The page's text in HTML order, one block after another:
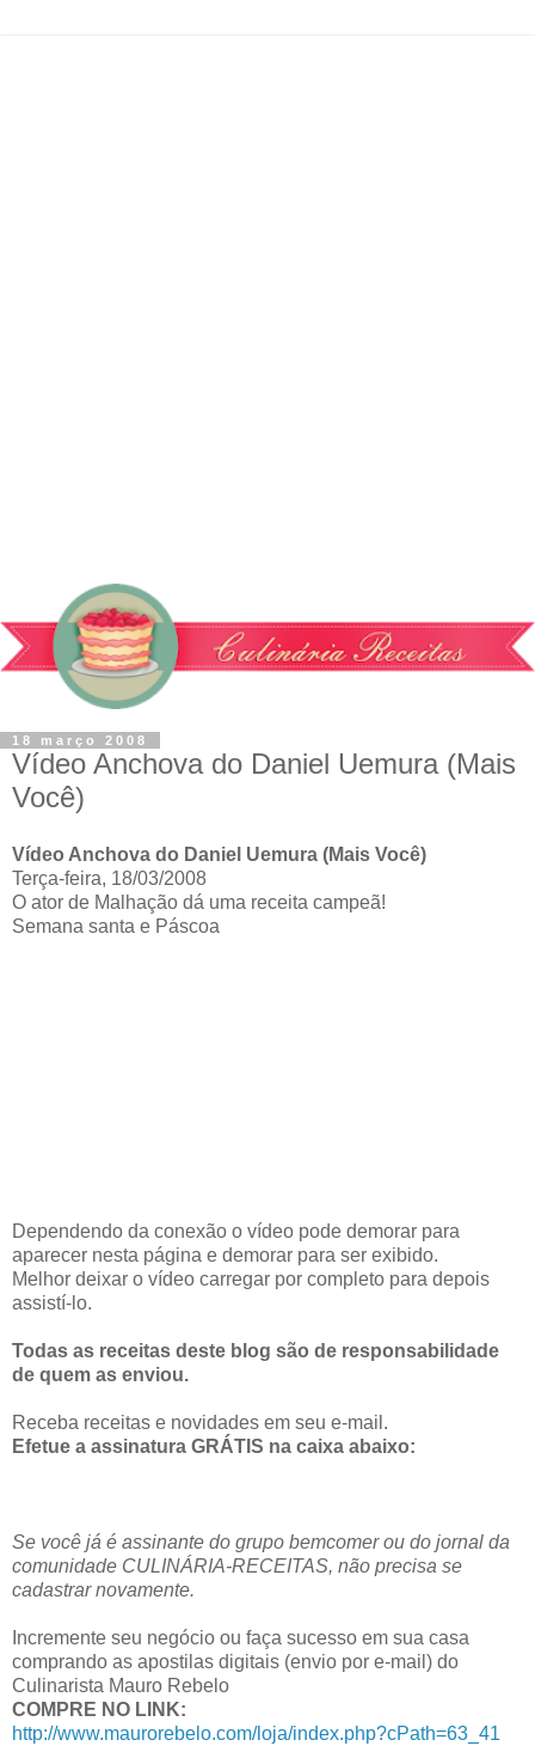
18 março 2008
Vídeo Anchova do Daniel Uemura (Mais
Você)
Vídeo Anchova do Daniel Uemura (Mais Você)
Terça-feira, 18/03/2008
O ator de Malhação dá uma receita campeã!
Semana santa e Páscoa
Dependendo da conexão o vídeo pode demorar para
aparecer nesta página e demorar para ser exibido.
Melhor deixar o vídeo carregar por completo para depois
assistí-lo.
Todas as receitas deste blog são de responsabilidade
de quem as enviou.
Receba receitas e novidades em seu e-mail.
Efetue a assinatura GRÁTIS na caixa abaixo:
Se você já é assinante do grupo bemcomer ou do jornal da
comunidade CULINÁRIA-RECEITAS, não precisa se
cadastrar novamente.
Incremente seu negócio ou faça sucesso em sua casa
comprando as apostilas digitais (envio por e-mail) do
Culinarista Mauro Rebelo
COMPRE NO LINK:
http://www.maurorebelo.com/loja/index.php?cPath=63_41